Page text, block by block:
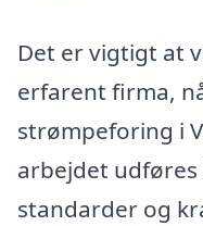
Det er vigtigt at
erfarent firma,
strømpeforing i
arbejdet
standarder og